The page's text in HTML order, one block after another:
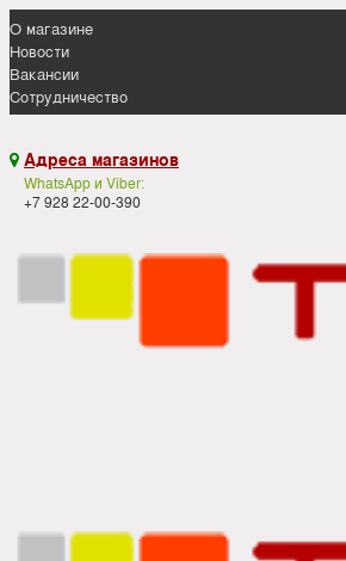
О магазине
Новости
Вакансии
Сотрудничество
 Адреса магазинов
WhatsApp и Viber:
+7 928 22-00-390